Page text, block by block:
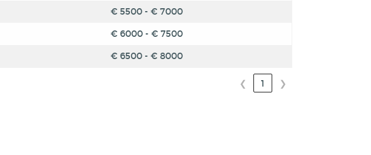
€ 5500 - € 7000
€ 6000 - € 7500
€ 6500 - € 8000
❮ 1 ❯